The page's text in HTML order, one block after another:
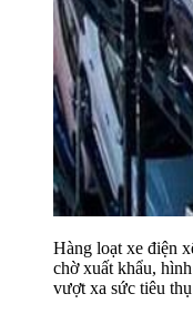
Hàng loạt xe điện
chờ xuất khẩu,
vượt xa sức tiêu